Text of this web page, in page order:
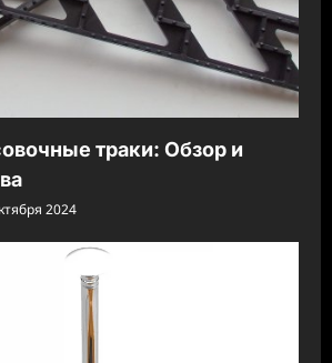
траки: Обзор и
2024